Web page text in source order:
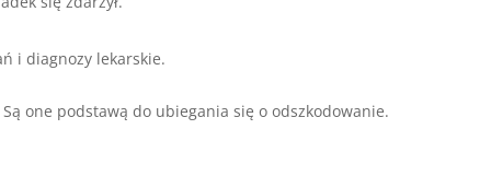
i diagnozy lekarskie.
one podstawą do ubiegania się o odszkodowanie.